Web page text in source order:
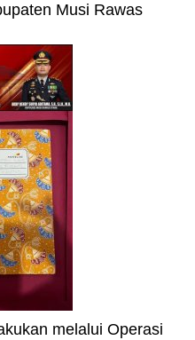
Musi Rawas
melalui Operasi